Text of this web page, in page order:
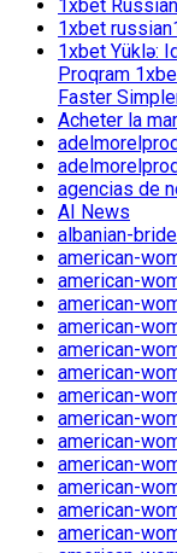
1xbet Russian
1xbet
1xbet Yüklə:
Proqram
Faster
Acheter la
agencias de
AI News
albanian-
american-
american-
american-
american-
american-
american-
american-
american-
american-
american-
american-
american-
american-